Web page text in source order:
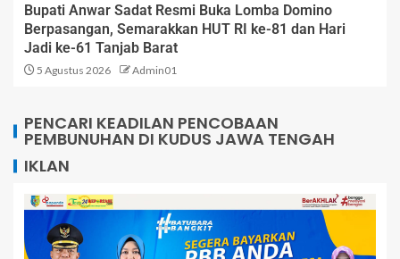
Bupati Anwar Sadat Resmi Buka Lomba Domino
Berpasangan, Semarakkan HUT RI ke-81 dan Hari
Jadi ke-61 Tanjab Barat
5 Agustus 2026 Admin01
PENCARI KEADILAN PENCOBAAN
PEMBUNUHAN DI KUDUS JAWA TENGAH
IKLAN